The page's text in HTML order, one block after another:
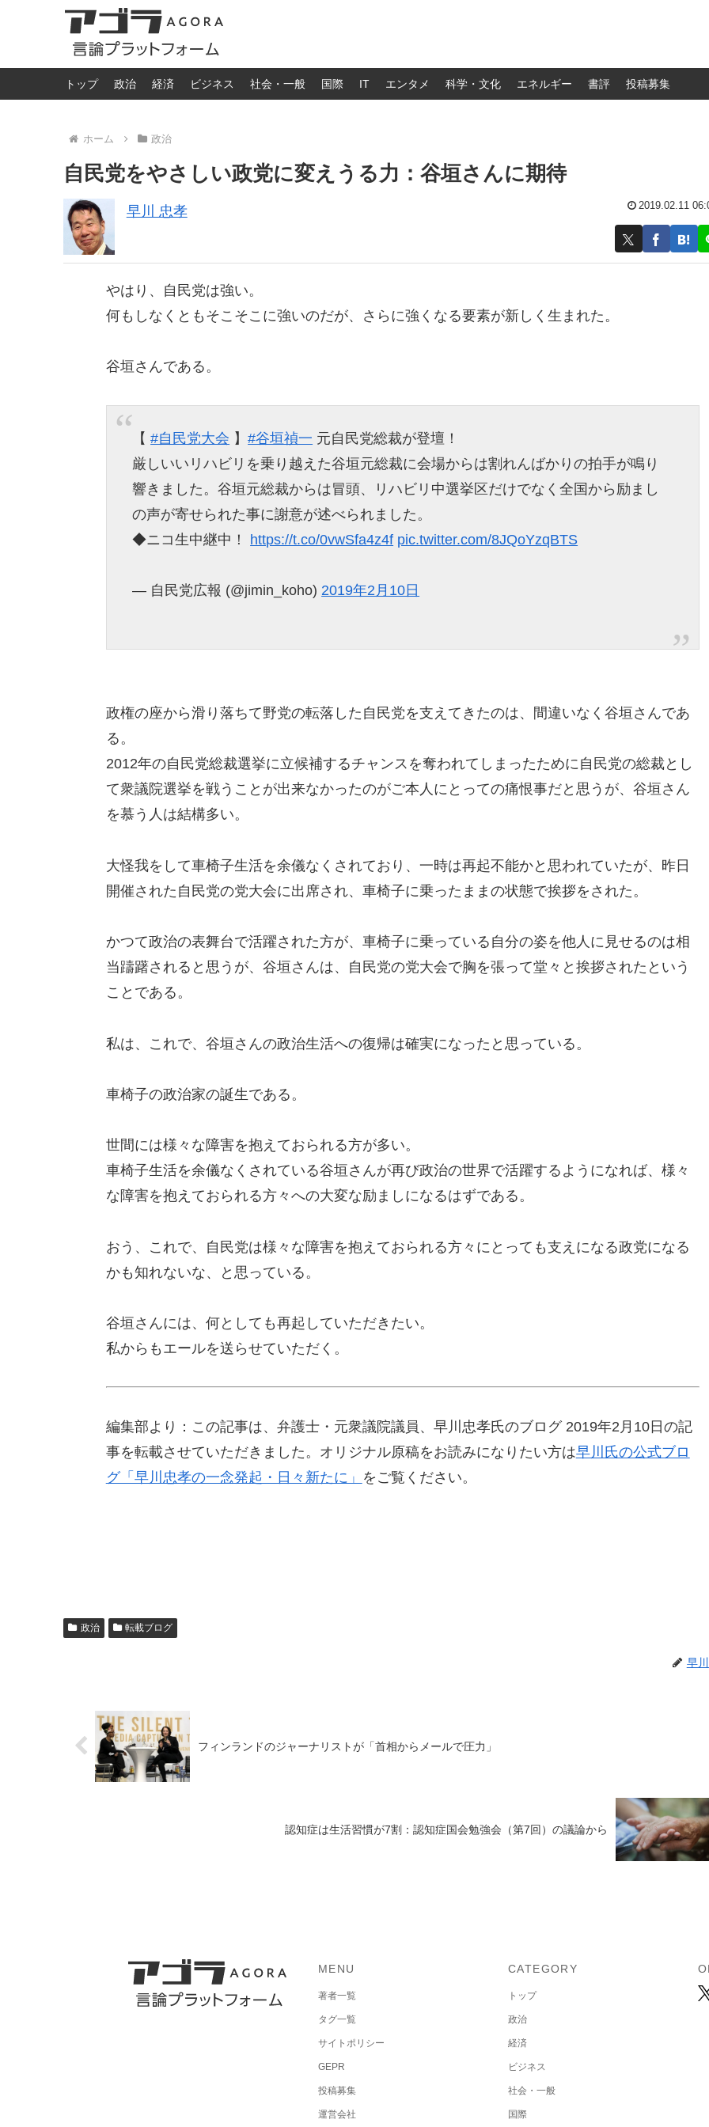
トップ 政治 経済 ビジネス 社会・一般 国際 IT エンタメ 科学・文化 エネルギー 書評 投稿募集
ホーム 政治
自民党をやさしい政党に変えうる力：谷垣さんに期待
早川 忠孝 2019.02.11
やはり、自民党は強い。
何もしなくともそこそこに強いのだが、さらに強くなる要素が新しく生まれた。
谷垣さんである。
【#自民党大会 】#谷垣禎一 元自民党総裁が登壇！
厳しいいリハビリを乗り越えた谷垣元総裁に会場からは割れんばかりの拍手が鳴り
響きました。谷垣元総裁からは冒頭、リハビリ中選挙区だけでなく全国から励まし
の声が寄せられた事に謝意が述べられました。
◆ニコ生中継中！ https://t.co/0vwSfa4z4f pic.twitter.com/8JQoYzqBTS
— 自民党広報 (@jimin_koho) 2019年2月10日
政権の座から滑り落ちて野党の転落した自民党を支えてきたのは、間違いなく谷垣さんであ
る。
2012年の自民党総裁選挙に立候補するチャンスを奪われてしまったために自民党の総裁とし
て衆議院選挙を戦うことが出来なかったのがご本人にとっての痛恨事だと思うが、谷垣さん
を慕う人は結構多い。
大怪我をして車椅子生活を余儀なくされており、一時は再起不能かと思われていたが、昨日
開催された自民党の党大会に出席され、車椅子に乗ったままの状態で挨拶をされた。
かつて政治の表舞台で活躍された方が、車椅子に乗っている自分の姿を他人に見せるのは相
当躊躇されると思うが、谷垣さんは、自民党の党大会で胸を張って堂々と挨拶されたという
ことである。
私は、これで、谷垣さんの政治生活への復帰は確実になったと思っている。
車椅子の政治家の誕生である。
世間には様々な障害を抱えておられる方が多い。
車椅子生活を余儀なくされている谷垣さんが再び政治の世界で活躍するようになれば、様々
な障害を抱えておられる方々への大変な励ましになるはずである。
おう、これで、自民党は様々な障害を抱えておられる方々にとっても支えになる政党になる
かも知れないな、と思っている。
谷垣さんには、何としても再起していただきたい。
私からもエールを送らせていただく。
編集部より：この記事は、弁護士・元衆議院議員、早川忠孝氏のブログ 2019年2月10日の記
事を転載させていただきました。オリジナル原稿をお読みになりたい方は早川氏の公式ブロ
グ「早川忠孝の一念発起・日々新たに」 をご覧ください。
政治 転載ブログ
早
フィンランドのジャーナリストが「首相からメールで圧力」
認知症は生活習慣が7割：認知症国会勉強会（第7回）の議論から
MENU
著者一覧
タグ一覧
サイトポリシー
GEPR
投稿募集
運営会社
CATEGORY
トップ
政治
経済
ビジネス
社会・一般
国際